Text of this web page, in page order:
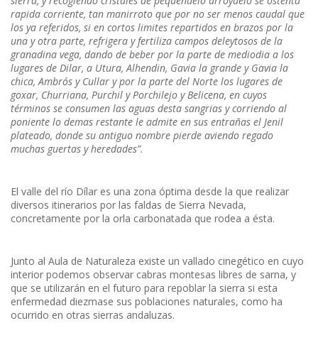
rapida corriente, tan manirroto que por no ser menos caudal que
los ya referidos, si en cortos limites repartidos en brazos por la
una y otra parte, refrigera y fertiliza campos deleytosos de la
granadina vega, dando de beber por la parte de mediodia a los
lugares de Dilar, a Utura, Alhendin, Gavia la grande y Gavia la
chica, Ambrós y Cullar y por la parte del Norte los lugares de
goxar, Churriana, Purchil y Porchilejo y Belicena, en cuyos
términos se consumen las aguas desta sangrias y corriendo al
poniente lo demas restante le admite en sus entrañas el Jenil
plateado, donde su antiguo nombre pierde aviendo regado
muchas guertas y heredades”.
El valle del río Dílar es una zona óptima desde la que realizar
diversos itinerarios por las faldas de Sierra Nevada,
concretamente por la orla carbonatada que rodea a ésta.
Junto al Aula de Naturaleza existe un vallado cinegético en cuyo
interior podemos observar cabras montesas libres de sarna, y
que se utilizarán en el futuro para repoblar la sierra si esta
enfermedad diezmase sus poblaciones naturales, como ha
ocurrido en otras sierras andaluzas.